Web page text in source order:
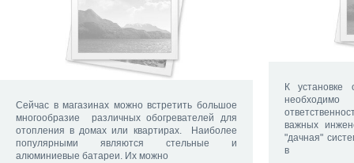
Сейчас в магазинах можно встретить большое
многообразие различных обогревателей для
отопления в домах или квартирах. Наиболее
популярными являются стельные и
алюминиевые батареи. Их можно
К установке
важных
"дачная"
в